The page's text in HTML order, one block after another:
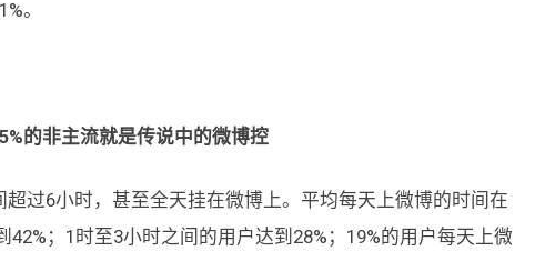
。
5%的非主流就是传说中的微博控
过6小时，甚至全天挂在微博上。平均每天上微博的时间在
；1时至3小时之间的用户达到28%；19%的用户每天上微